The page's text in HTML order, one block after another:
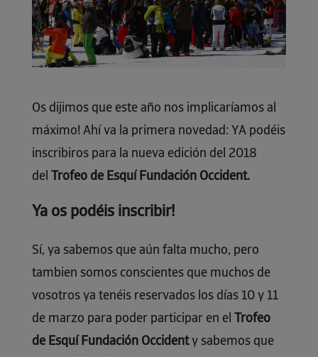
Os dijimos que este año nos implicaríamos al
máximo! Ahí va la primera novedad: YA podéis
inscribiros para la nueva edición del 2018
del Trofeo de Esquí Fundación Occident.
Ya os podéis inscribir!
Sí, ya sabemos que aún falta mucho, pero
tambien somos conscientes que muchos de
vosotros ya tenéis reservados los días 10 y 11
de marzo para poder participar en el Trofeo
de Esquí Fundación Occidenty sabemos que